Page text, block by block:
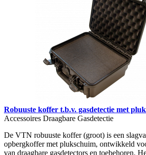
Robuuste koffer t.b.v. gasdetectie met
Accessoires Draagbare Gasdetectie
De VTN robuuste koffer (groot) is een
opbergkoffer met plukschuim, ontwikkeld
van draagbare gasdetectors en toebehoren.